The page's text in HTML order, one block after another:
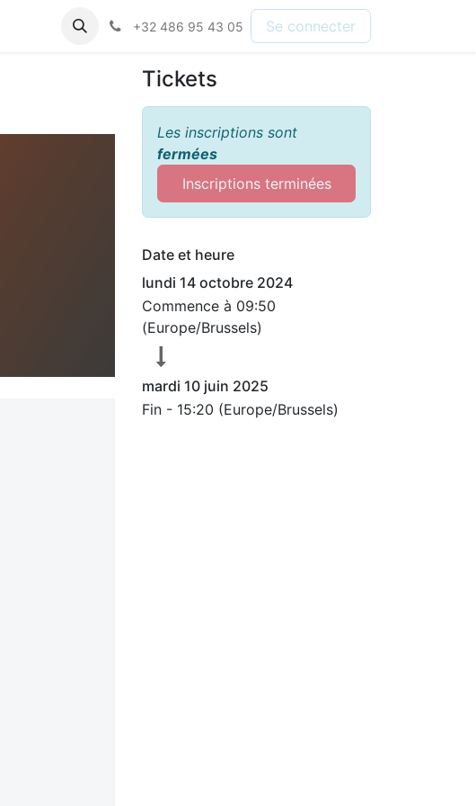
+32 486 95 43 05 Se connecter
Tickets
Les inscriptions sont
fermées
Inscriptions terminées
Date et heure
lundi 14 octobre 2024
Commence à 09:50
(Europe/Brussels)
mardi 10 juin 2025
Fin - 15:20 (Europe/Brussels)